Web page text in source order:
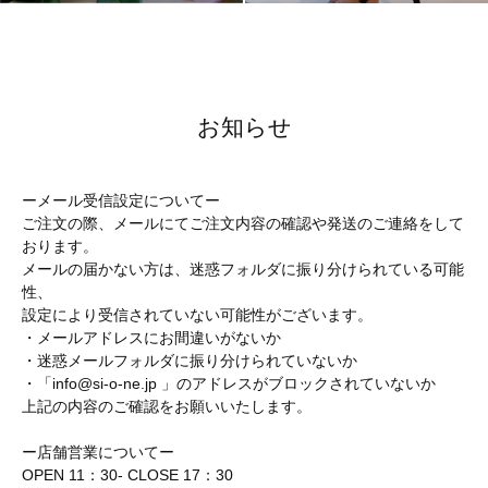
お知らせ
ーメール受信設定についてー
ご注文の際、メールにてご注文内容の確認や発送のご連絡をして
おります。
メールの届かない方は、迷惑フォルダに振り分けられている可能
性、
設定により受信されていない可能性がございます。
・メールアドレスにお間違いがないか
・迷惑メールフォルダに振り分けられていないか
・「info@si-o-ne.jp 」のアドレスがブロックされていないか
上記の内容のご確認をお願いいたします。
ー店舗営業についてー
OPEN 11：30- CLOSE 17：30